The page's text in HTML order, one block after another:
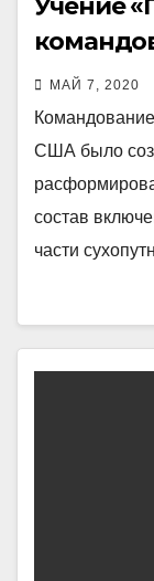
Учение
МАЙ 7, 2020
США было
состав
части